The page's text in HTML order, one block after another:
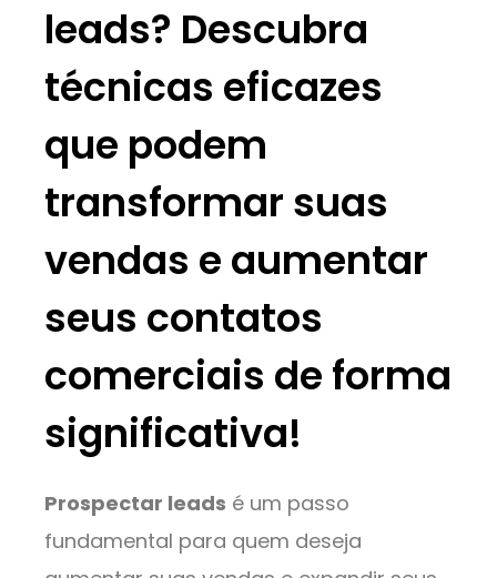
leads? Descubra
técnicas eficazes
que podem
transformar suas
vendas e aumentar
seus contatos
comerciais de forma
significativa!
Prospectar leads é um passo
fundamental para quem deseja